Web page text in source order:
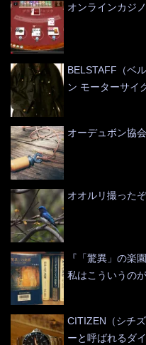
オンラインカジ
BELSTAFF（ベ
ン モーターサイ
オーデュボン協
オオルリ撮ったぞ
『「驚異」の
私はこういうの
CITIZEN（シチ
ーと呼ばれるダ